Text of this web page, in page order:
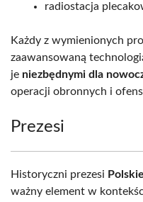
radiostacja
Każdy z wymienionych
zaawansowaną
je niezbędnymi dla
operacji obronnych i
Prezesi
Historyczni prezesi
ważny element w